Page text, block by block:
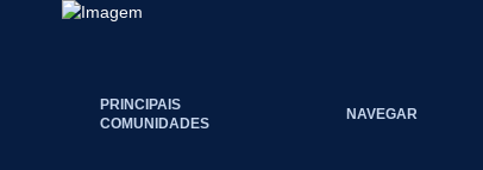
PRINCIPAIS
COMUNIDADES
NAVEGAR